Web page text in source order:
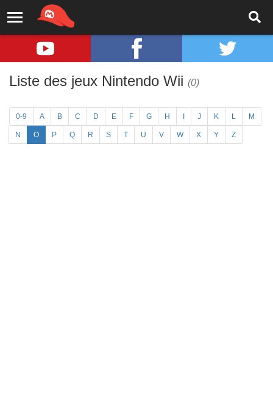
Liste des jeux Nintendo Wii (0)
0-9 A B C D E F G H J K L M
N O P Q R S T U V W X Y Z